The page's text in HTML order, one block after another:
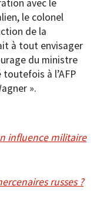
avec le
le colonel
de la
à tout envisager
du ministre
à l’AFP
».
influence militaire
russes ?